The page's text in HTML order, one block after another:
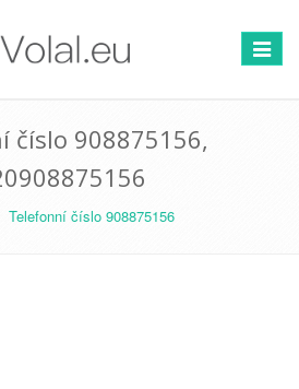
číslo 908875156,
Telefonní číslo 908875156